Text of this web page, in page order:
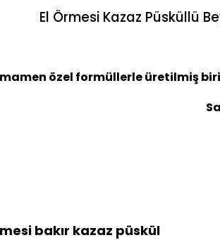
El Örmesi Kazaz Püsküllü
özel formüllerle üretilmiş
bakır kazaz püskül